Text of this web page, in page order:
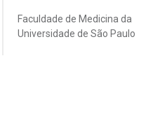
Faculdade de Medicina da
Universidade de São Paulo